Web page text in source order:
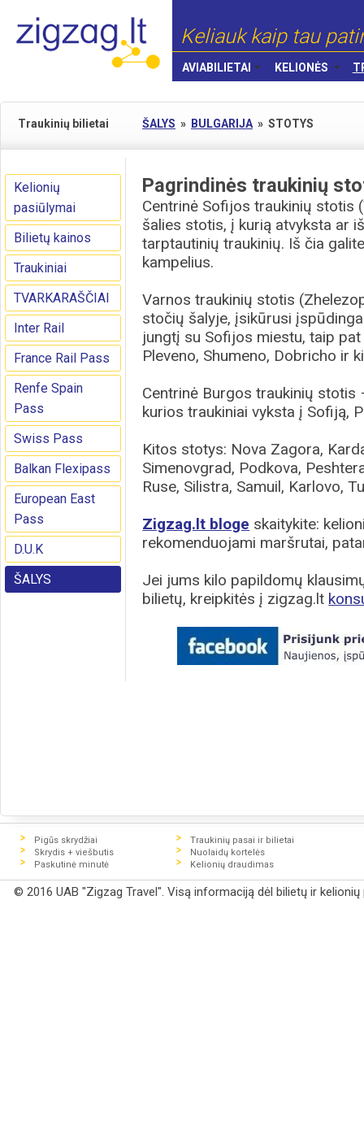
Keliauk kaip tau
AVIABILIETAI KELIONĖS
Traukinių bilietai ŠALYS » BULGARIJA » STOTYS
Kelionių
pasiūlymai
Bilietų kainos
Traukiniai
TVARKARAŠČIAI
Inter Rail
France Rail Pass
Renfe Spain
Pass
Swiss Pass
Balkan Flexipass
European East
Pass
D.U.K
ŠALYS
Pagrindinės traukinių
Centrinė Sofijos traukinių stotis
šalies stotis, į kurią atvyksta ar
tarptautinių traukinių. Iš čia
kampelius.
Varnos traukinių stotis
stočių šalyje, įsikūrusi
jungtį su Sofijos miestu, taip
Pleveno, Shumeno, Dobricho ir
Centrinė Burgos traukinių
kurios traukiniai vyksta į Sofiją,
Kitos stotys: Nova Zagora,
Simenovgrad, Podkova,
Ruse, Silistra, Samuil, Karlovo,
Zigzag.lt bloge skaitykite:
rekomenduojami maršrutai,
Jei jums kilo papildomų
bilietų, kreipkitės į zigzag.lt
Pigūs skrydžiai
Skrydis + viešbutis
Paskutinė minutė
Traukinių pasai ir bilietai
Nuolaidų kortelės
Kelionių draudimas
© 2016 UAB "Zigzag Travel". Visą informaciją dėl bilietų ir